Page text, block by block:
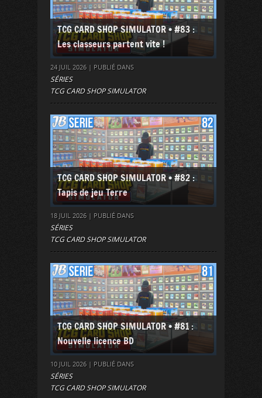
TCG CARD SHOP SIMULATOR • #83 :
Les classeurs partent vite !
24 JUIL 2026 | PUBLIÉ DANS
SÉRIES
TCG CARD SHOP SIMULATOR
TCG CARD SHOP SIMULATOR • #82 :
Tapis de jeu Terre
18 JUIL 2026 | PUBLIÉ DANS
SÉRIES
TCG CARD SHOP SIMULATOR
TCG CARD SHOP SIMULATOR • #81 :
Nouvelle licence BD
10 JUIL 2026 | PUBLIÉ DANS
SÉRIES
TCG CARD SHOP SIMULATOR